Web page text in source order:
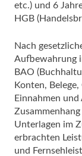
etc.) und 6
HGB
Nach
Aufbewahrung
BAO
Konten,
Einnahmen
Unterlagen im
erbrachten
und